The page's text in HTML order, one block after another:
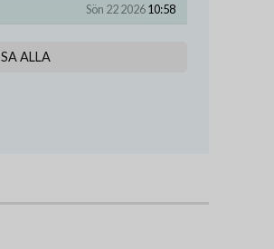
Sön 22 202610:58
ALLA